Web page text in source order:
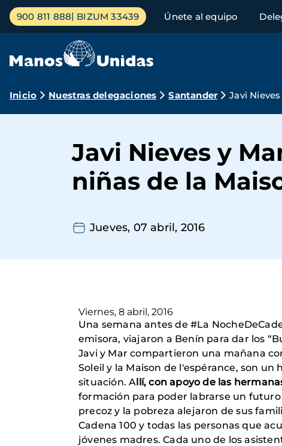
Pasar
contenido
Menú
principal
900 811 888 BIZUM 33439 Únete al equipo
Ruta
navegación
Inicio Nuestras delegaciones Santander Javi
Javi Nieves y
niñas de la
Jueves, 07 abril, 2016
Viernes, 8 abril, 2016
Una semana antes de #La
emisora, viajaron a Benín para dar los
Javi y Mar compartieron una mañana
Soleil y la Maison de l'espérance, son
situación. Allí, con apoyo de las
formación para poder labrarse un
precoz y la pobreza alejaron de sus
Cadena 100 y todas las personas que
jóvenes madres. Cada uno de los